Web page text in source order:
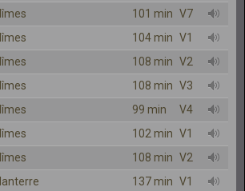
101 min V7
104 min V1
108 min V2
108 min V3
99 min
V4
102 min V1
108 min V2
137 min V1